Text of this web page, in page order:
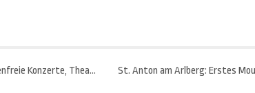
Lissabon auf den Straßen: Kostenfreie Konzerte, Theater und Kino unter freiem Himmel